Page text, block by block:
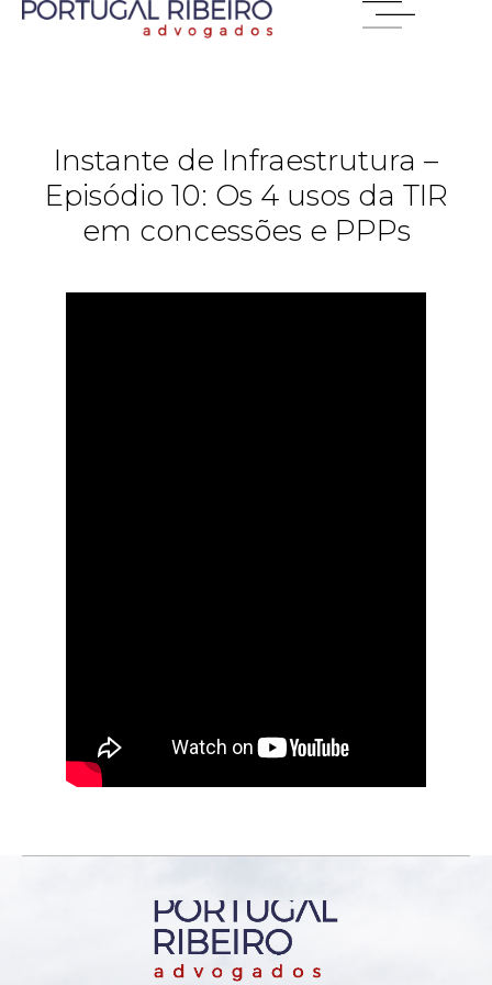
Instante de Infraestrutura –
Episódio 10: Os 4 usos da TIR
em concessões e PPPs